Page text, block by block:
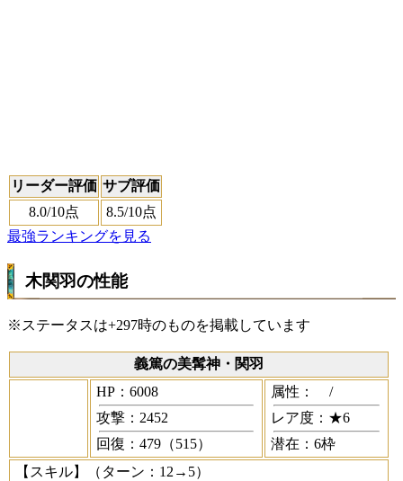
リーダー評価 サブ評価
8.0/10点 8.5/10点
最強ランキングを見る
木関羽の性能
※ステータスは+297時のものを掲載しています
義篤の美髯神・関羽
HP：6008
攻撃：2452
回復：479（515）
属性：
/
レア度：★6
潜在：6枠
【スキル】
（ターン：12→5）